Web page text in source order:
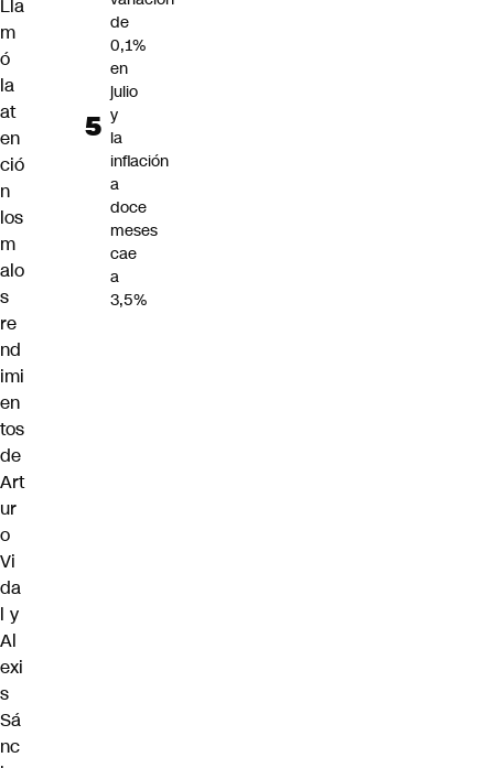
Lla
m
ó
la
at
en
ció
n
los
m
alo
s
re
nd
imi
en
tos
de
Art
ur
o
Vi
da
l y
Al
exi
s
Sá
nc
de
0,1%
en
julio
y
la
inflación
a
doce
meses
cae
a
3,5%